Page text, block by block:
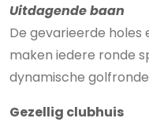
Uitdagende baan
De gevarieerde
maken iedere ronde
dynamische golfronde
Gezellig clubhuis